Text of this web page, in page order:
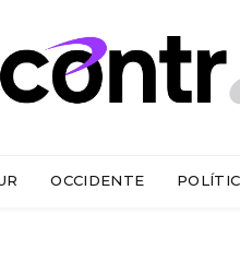
OCCIDENTE